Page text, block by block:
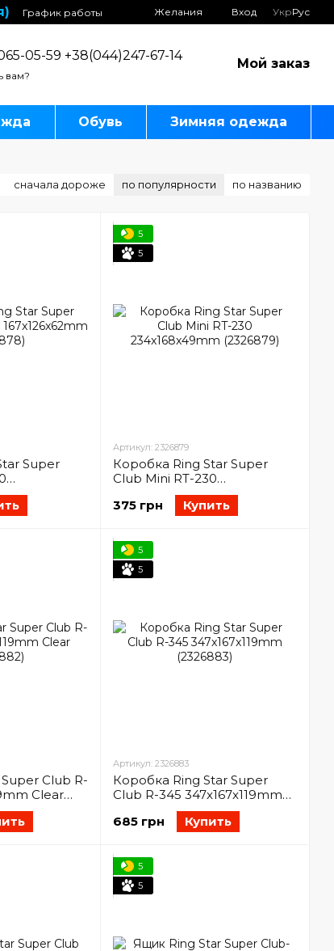
График работы
Желания Вход УкрРус
05-59 +38(044)247-67-14
вам?
Мой заказ
Обувь Зимняя одежда
сначала дороже по популярности по названию
Super
5
5
Артикул: 2326879
Коробка Ring Star Super
Club Mini RT-230
234x168x49mm (2326879)
375 грн Купить
Club R-
Clear
5
5
Артикул: 2326883
Коробка Ring Star Super
Club R-345 347x167x119mm
685 грн Купить
5
5